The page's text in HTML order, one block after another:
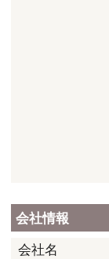
会社情報
会社名